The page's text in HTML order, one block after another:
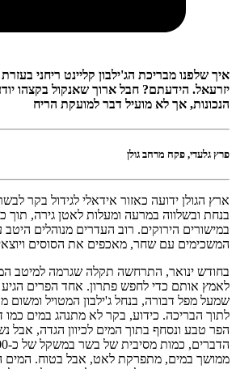
איך שלפנו מבריכת הג'ילבון קליינט ריחני
יזרעאל. הידעתם? חבל ארוך שאנקול בקצהו
הנכונות, אך לא מועיל דבר למועקת הריח
פרץ גלעדי, פקח מרחב גולן
ארץ הגולן ידועה כאזור אידאלי לגידול בקר
בנחת ובשלווה במרעה ומעלות לאטן גירה, תוך
במישורים הירוקים. רוב העדרים מנוהלים היטב
המשכימים עם שחר, מאכפים את הסוסים
בחודש ינואר, התרחשה תקלה שגרמה למיטב
לאמץ אותם כדי לחפש פתרון. אחד הפרים
לתוך הבריכה. כידוע, בקר לא מתנהג במים כמו
הפר טבע ונסחף בתוך המים לכיוון הגדה, אבל
ממושך במים, מתפרקת לאט, אבל בטוח. המים